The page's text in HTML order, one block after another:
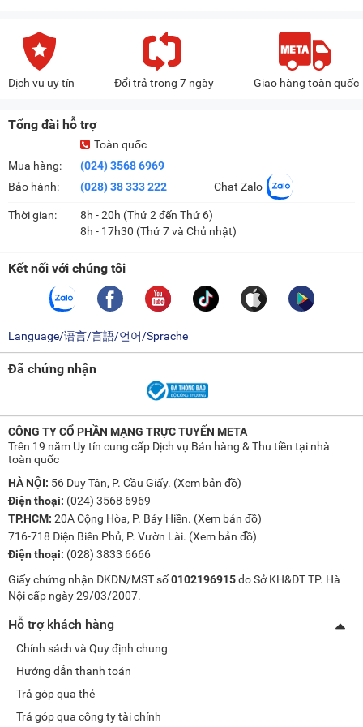
Chăn mền
Chỉ sấy
Chu trình bổ sung
Đồ màu
Đồ trẻ em
Giặt + sấy
Giặt AI
Giặt nhanh 15 phút
Vệ sinh lồng giặt
Xả + vắt
Nhiều tiện ích thông minh
Thiết bị này còn có nhiều tiện ích thông minh để nâng cao
trải nghiệm giặt giũ cho người dùng:
Khóa trẻ em:Bảng điều khiển của máy sẽ bị vô hiệu hóa
khi tính năng này được kích hoạt nhằm hạn chế sự
nghịch ngợm, hiếu động của trẻ nhỏ gây ra nguy hiểm
hoặc làm thay đổi chu trình giặt.
Hẹn giờ kết thúc: Người dùng có thể chủ động cài đặt
thời gian kết thúc chu trình giặt để hạn chế tình trạng áo
quần trong lồng giặt quá lâu sau khi hoàn thành gây mùi
khó chịu.
Kết nối và điều khiển bằng điện thoại:
Bạn có thể kết nối
máy giặt với điện thoại thông minh dễ dàng sau đó điều
khiển, giám sát hoạt động từ xa qua ứng dụng
Vệ sinh lồng giặt tự động:
Dịch vụ uy tín Đổi trả trong 7 ngày Giao hàng toàn quốc
Tổng đài hỗ trợ
Mua hàng:
Bảo hành:
Toàn quốc
(024) 3568 6969
(028) 38 333 222
Chat Zalo
Thời gian:
8h - 20h (Thứ 2 đến Thứ 6)
8h - 17h30 (Thứ 7 và Chủ nhật)
Kết nối với chúng tôi
Language/语言/言語/언어/Sprache
Đã chứng nhận
CÔNG TY CỔ PHẦN MẠNG TRỰC TUYẾN META
Trên 19 năm Uy tín cung cấp Dịch vụ Bán hàng & Thu tiền tại nhà
toàn quốc
HÀ NỘI: 56 Duy Tân, P. Cầu Giấy. (Xem bản đồ)
Điện thoại: (024) 3568 6969
TP.HCM: 20A Cộng Hòa, P. Bảy Hiền. (Xem bản đồ)
716-718 Điện Biên Phủ, P. Vườn Lài. (Xem bản đồ)
Điện thoại: (028) 3833 6666
Giấy chứng nhận ĐKDN/MST số0102196915do Sở KH&ĐT TP. Hà
Nội cấp ngày 29/03/2007.
Hỗ trợ khách hàng
Chính sách và Quy định chung
Hướng dẫn thanh toán
Trả góp qua thẻ
Trả góp qua công ty tài chính